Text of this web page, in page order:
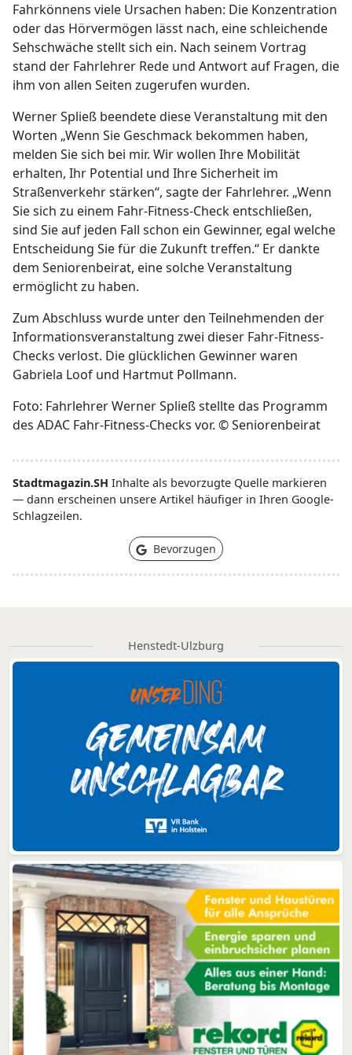
Fahrkönnens viele Ursachen haben: Die Konzentration
oder das Hörvermögen lässt nach, eine schleichende
Sehschwäche stellt sich ein. Nach seinem Vortrag
stand der Fahrlehrer Rede und Antwort auf Fragen, die
ihm von allen Seiten zugerufen wurden.
Werner Spließ beendete diese Veranstaltung mit den
Worten „Wenn Sie Geschmack bekommen haben,
melden Sie sich bei mir. Wir wollen Ihre Mobilität
erhalten, Ihr Potential und Ihre Sicherheit im
Straßenverkehr stärken“, sagte der Fahrlehrer. „Wenn
Sie sich zu einem Fahr-Fitness-Check entschließen,
sind Sie auf jeden Fall schon ein Gewinner, egal welche
Entscheidung Sie für die Zukunft treffen.“ Er dankte
dem Seniorenbeirat, eine solche Veranstaltung
ermöglicht zu haben.
Zum Abschluss wurde unter den Teilnehmenden der
Informationsveranstaltung zwei dieser Fahr-Fitness-
Checks verlost. Die glücklichen Gewinner waren
Gabriela Loof und Hartmut Pollmann.
Foto: Fahrlehrer Werner Spließ stellte das Programm
des ADAC Fahr-Fitness-Checks vor. © Seniorenbeirat
Stadtmagazin.SH Inhalte als bevorzugte Quelle markieren
— dann erscheinen unsere Artikel häufiger in Ihren Google-
Schlagzeilen.
Bevorzugen
Henstedt-Ulzburg